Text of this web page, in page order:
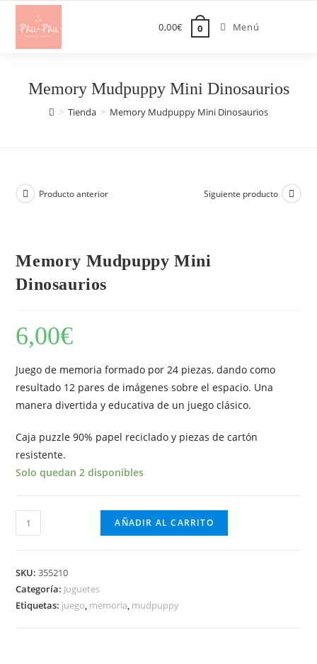
Saltar
0,00€ 0 Menú
Memory Mudpuppy Mini Dinosaurios
> Tienda > Memory Mudpuppy Mini Dinosaurios
Producto anterior Siguiente producto
Memory Mudpuppy Mini
Dinosaurios
6,00€
Juego de memoria formado por 24 piezas, dando como
resultado 12 pares de imágenes sobre el espacio. Una
manera divertida y educativa de un juego clásico.
Caja puzzle 90% papel reciclado y piezas de cartón
resistente.
Solo quedan 2 disponibles
Memory
Mudpuppy
Dinosaurios
cantidad
AÑADIR AL CARRITO
SKU:355210
Categoría: Juguetes
Etiquetas: juego, memoria, mudpuppy